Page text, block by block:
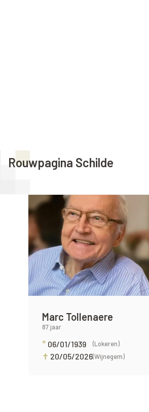
Rouwpagina Schilde
Marc Tollenaere
87 jaar
° 06/01/1939 (Lokeren)
✝ 20/05/2026(Wijnegem)